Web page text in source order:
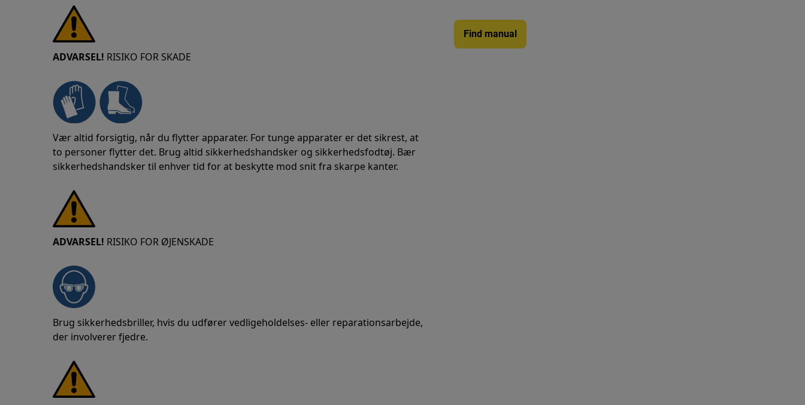
ADVARSEL! RISIKO FOR SKADE
Vær altid forsigtig, når du flytter apparater. For tunge apparater er det sikrest, at
to personer flytter det. Brug altid sikkerhedshandsker og sikkerhedsfodtøj. Bær
sikkerhedshandsker til enhver tid for at beskytte mod snit fra skarpe kanter.
ADVARSEL! RISIKO FOR ØJENSKADE
Brug sikkerhedsbriller, hvis du udfører vedligeholdelses- eller reparationsarbejde,
der involverer fjedre.
Find manual